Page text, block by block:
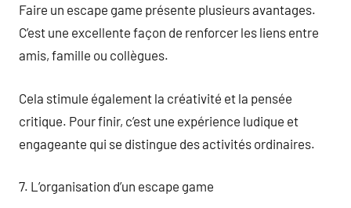
Faire un escape game présente plusieurs avantages.
C’est une excellente façon de renforcer les liens entre
amis, famille ou collègues.
Cela stimule également la créativité et la pensée
critique. Pour finir, c’est une expérience ludique et
engageante qui se distingue des activités ordinaires.
7. L’organisation d’un escape game